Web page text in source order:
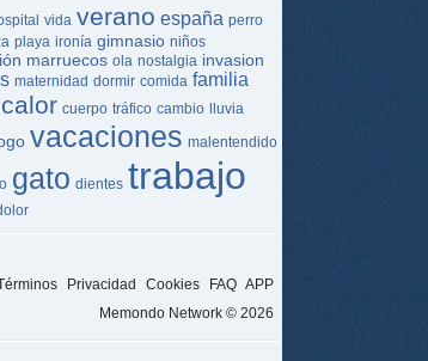
vida verano españa perro
playa ironía gimnasio niños
marruecos ola nostalgia invasion
maternidad dormir comida familia
calor cuerpo tráfico cambio lluvia
vacaciones malentendido
gato dientes trabajo
Privacidad Cookies FAQ APP
Memondo Network © 2026